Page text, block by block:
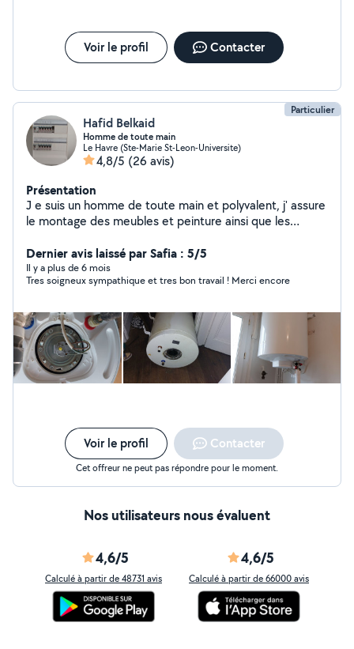
Voir le profil Contacter
Particulier
Hafid Belkaid
Homme de toute main
Le Havre (Ste-Marie St-Leon-Universite)
4,8/5 (26 avis)
Présentation
J e suis un homme de toute main et polyvalent, j' assure
le montage des meubles et peinture ainsi que les
et manutention manuelle (déménagement) Le
dépannage et montage des serrures, la plomberie , le
dépannage et le raccordement électrique (prise,
plaque chauffante, four et chauffage Le bricolage et
réparation d'outillage font partie aussi de mes
compétences
Dernier avis laissé par Safia : 5/5
Il y a plus de 6 mois
Tres soigneux sympathique et tres bon travail ! Merci encore
Voir le profil Contacter
Cet offreur ne peut pas répondre pour le moment.
Nos utilisateurs nous évaluent
4,6/5
Calculé à partir de 48731 avis
4,6/5
Calculé à partir de 66000 avis